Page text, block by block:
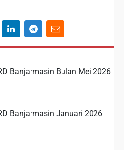
Banjarmasin Bulan Mei 2026
Banjarmasin Januari 2026